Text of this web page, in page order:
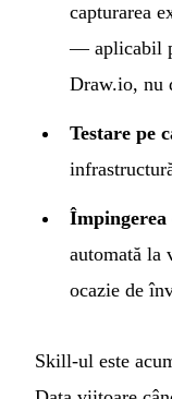
capturarea
— aplicabil
Draw.io, nu
Testare pe
automată la
ocazie de
Skill-ul este